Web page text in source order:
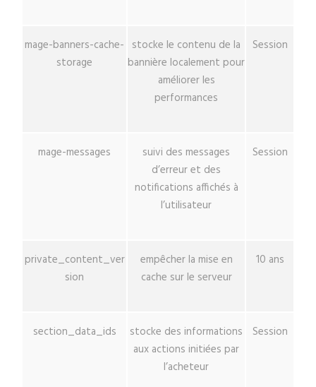
mage-banners-cache-
storage
stocke le contenu de la
bannière localement pour
améliorer les
performances
Session
mage-messages
suivi des messages
d’erreur et des
notifications affichés à
l’utilisateur
Session
private_content_ver
sion
empêcher la mise en
cache sur le serveur
10 ans
section_data_ids
stocke des informations
aux actions initiées par
l’acheteur
Session